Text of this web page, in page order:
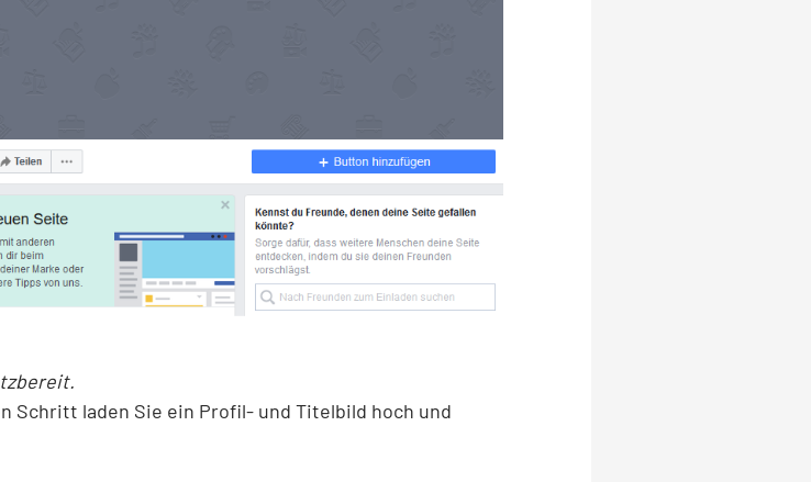
Schritt laden Sie ein Profil- und Titelbild hoch und